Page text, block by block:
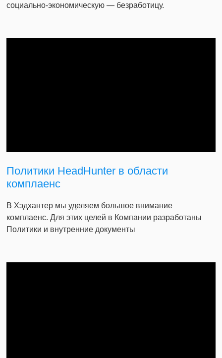
социально-экономическую — безработицу.
Политики HeadHunter в области
комплаенс
В Хэдхантер мы уделяем большое внимание
комплаенс. Для этих целей в Компании разработаны
Политики и внутренние документы